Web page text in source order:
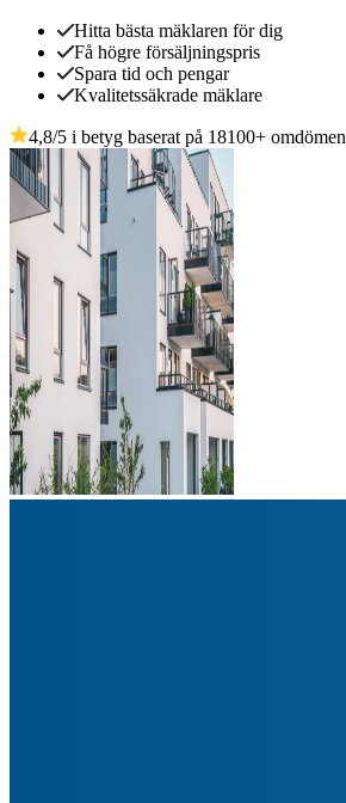
Hitta bästa mäklaren för dig
Få högre försäljningspris
Spara tid och pengar
Kvalitetssäkrade mäklare
4,8/5 i betyg baserat på 18100+ omdömen